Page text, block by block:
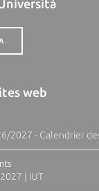
web
2027 - Calendrier
| IUT